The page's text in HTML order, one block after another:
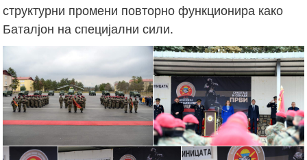
структурни промени повторно функционира како
Баталјон на специјални сили.